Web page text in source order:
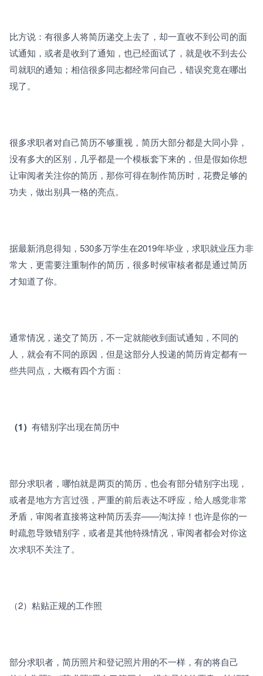
比方说：有很多人将简历递交上去了，却一直收不到公司的面
试通知，或者是收到了通知，也已经面试了，就是收不到去公
司就职的通知；相信很多同志都经常问自己，错误究竟在哪出
现了。
很多求职者对自己简历不够重视，简历大部分都是大同小异，
没有多大的区别，几乎都是一个模板套下来的，但是假如你想
让审阅者关注你的简历，那你可得在制作简历时，花费足够的
功夫，做出别具一格的亮点。
据最新消息得知，530多万学生在2019年毕业，求职就业压力非
常大，更需要注重制作的简历，很多时候审核者都是通过简历
才知道了你。
通常情况，递交了简历，不一定就能收到面试通知，不同的
人，就会有不同的原因，但是这部分人投递的简历肯定都有一
些共同点，大概有四个方面：
（1） 有错别字出现在简历中
部分求职者，哪怕就是两页的简历，也会有部分错别字出现，
或者是地方方言过强，严重的前后表达不呼应，给人感觉非常
矛盾，审阅者直接将这种简历丢弃——淘汰掉！也许是你的一
时疏忽导致错别字，或者是其他特殊情况，审阅者都会对你这
次求职不关注了。
（2）粘贴正规的工作照
部分求职者，简历照片和登记照片用的不一样，有的将自己